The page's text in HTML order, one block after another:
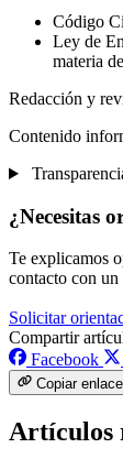
Código
Ley de
materia
Redacción y
Contenido
¿Necesitas
Te explicamos
contacto con
Solicitar
Compartir
Facebook
Copiar enlace
Artículos